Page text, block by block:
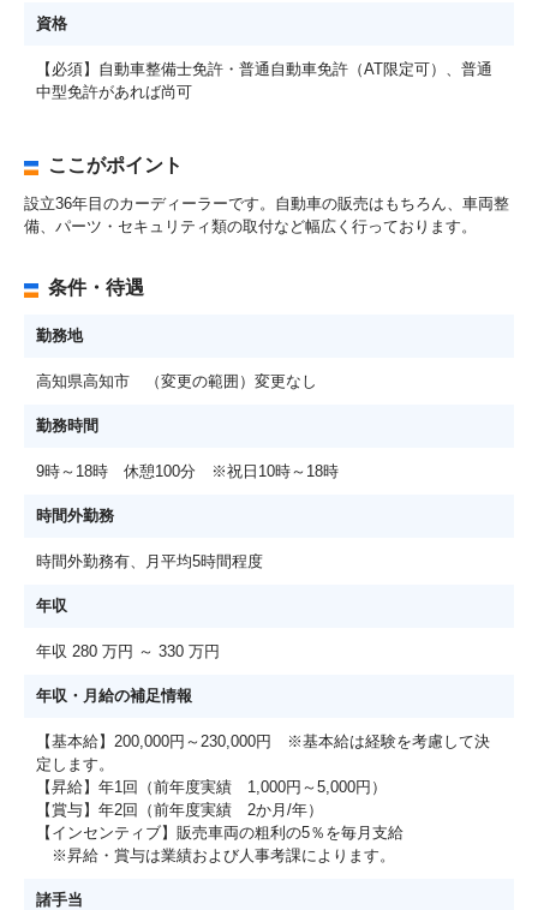
資格
【必須】自動車整備士免許・普通自動車免許（AT限定可）、普通
中型免許があれば尚可
ここがポイント
設立36年目のカーディーラーです。自動車の販売はもちろん、車両整
備、パーツ・セキュリティ類の取付など幅広く行っております。
条件・待遇
勤務地
高知県高知市 （変更の範囲）変更なし
勤務時間
9時～18時 休憩100分 ※祝日10時～18時
時間外勤務
時間外勤務有、月平均5時間程度
年収
年収 280 万円 ～ 330 万円
年収・月給の補足情報
【基本給】200,000円～230,000円 ※基本給は経験を考慮して決
定します。
【昇給】年1回（前年度実績 1,000円～5,000円）
【賞与】年2回（前年度実績 2か月/年）
【インセンティブ】販売車両の粗利の5％を毎月支給
※昇給・賞与は業績および人事考課によります。
諸手当